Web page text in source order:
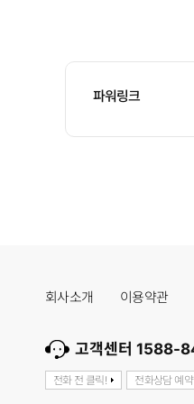
파워링크
회사소개 이용약관
고객센터 1588-
전화 전 클릭! 전화상담 예약